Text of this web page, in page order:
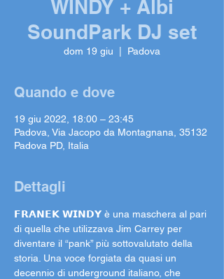
WINDY + Albi
SoundPark DJ set
dom 19 giu Padova
Quando e dove
19 giu 2022, 18:00 – 23:45
Padova, Via Jacopo da Montagnana, 35132
Padova PD, Italia
Dettagli
𝗙𝗥𝗔𝗡𝗘𝗞 𝗪𝗜𝗡𝗗𝗬 è una maschera al pari
di quella che utilizzava Jim Carrey per
diventare il “pank” più sottovalutato della
storia. Una voce forgiata da quasi un
decennio di underground italiano, che